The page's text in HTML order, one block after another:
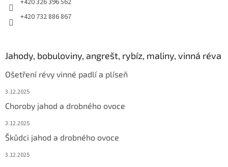
+420 326 396 562
+420 732 886 867
Jahody, bobuloviny, angrešt, rybíz, maliny, vinná réva
Ošetření révy vinné padlí a plíseň
3.12.2025
Choroby jahod a drobného ovoce
3.12.2025
Škůdci jahod a drobného ovoce
3.12.2025